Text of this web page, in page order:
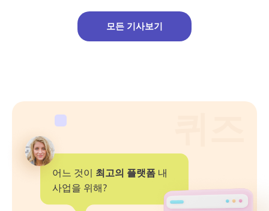
질문하기
제품 자료
허브
통계
동영상
인터뷰
모든 기사보기
어느 것이 최고의 플랫폼 내
사업을 위해?